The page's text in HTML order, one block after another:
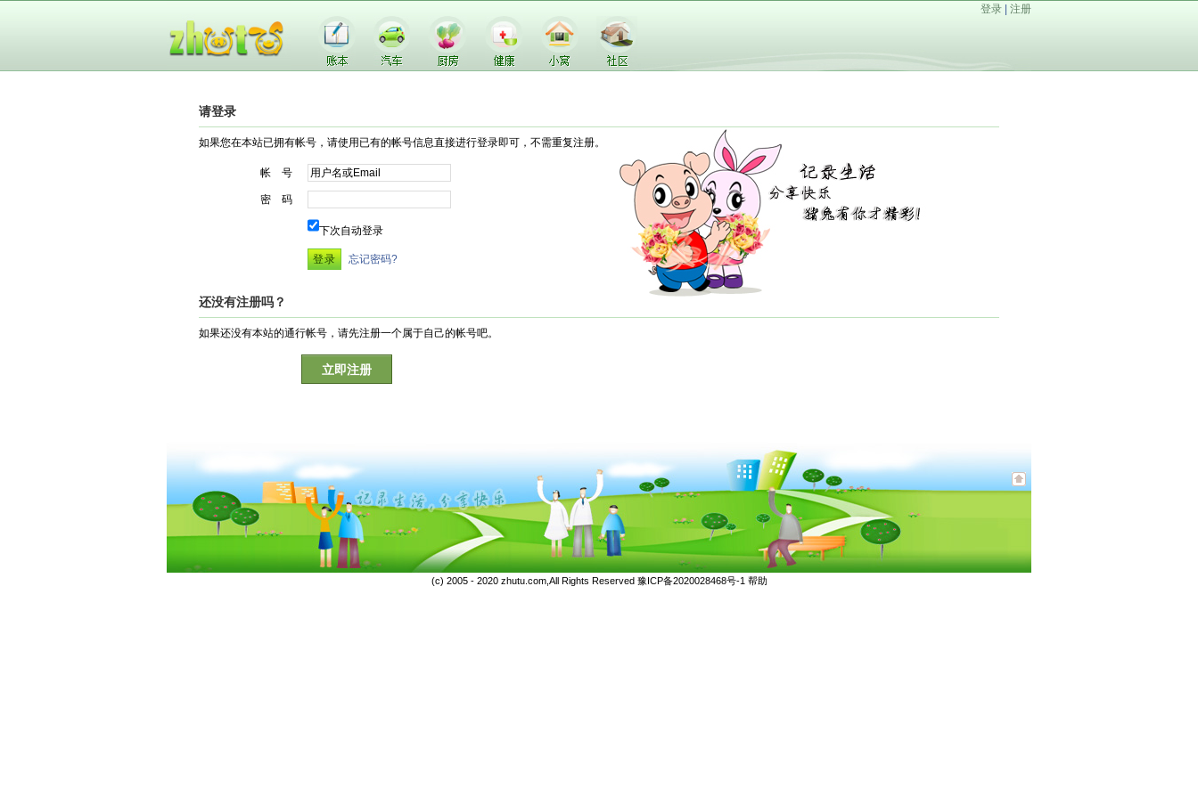
登录 注册
请登录
如果您在本站已拥有帐号，请使用已有的帐号信息直接进行登录即可，不需重复注册。
帐 号
密 码
下次自动登录
忘记密码?
还没有注册吗？
如果还没有本站的通行帐号，请先注册一个属于自己的帐号吧。
立即注册
(c) 2005 - 2020 zhutu.com,All Rights Reserved 豫ICP备2020028468号-1 帮助